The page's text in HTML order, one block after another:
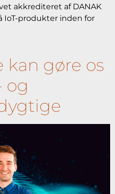
akkrediteret af DANAK
IoT-produkter inden for
kan gøre os
og